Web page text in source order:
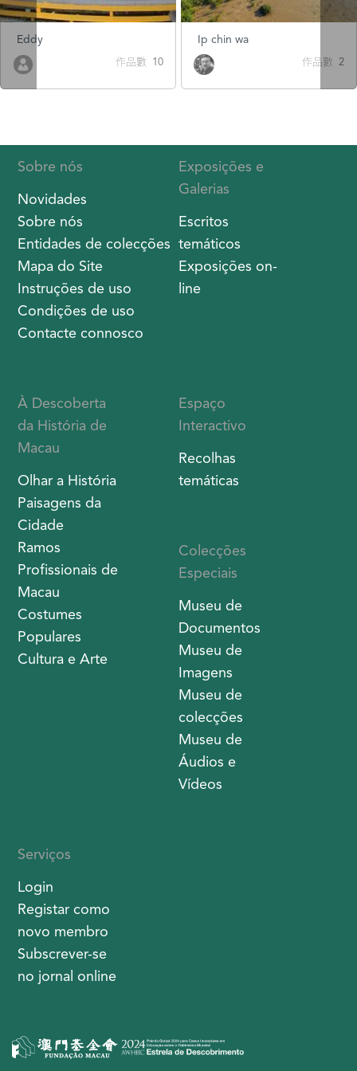
Eddy
作品數 10
Ip chin wa
作品數 2
Sobre nós
Novidades
Sobre nós
Entidades de colecções
Mapa do Site
Instruções de uso
Condições de uso
Contacte connosco
Exposições e
Galerias
Escritos
temáticos
Exposições on-
line
À Descoberta
da História de
Macau
Olhar a História
Paisagens da
Cidade
Ramos
Profissionais de
Macau
Costumes
Populares
Cultura e Arte
Espaço
Interactivo
Recolhas
temáticas
Colecções
Especiais
Museu de
Documentos
Museu de
Imagens
Museu de
colecções
Museu de
Áudios e
Vídeos
Serviços
Login
Registar como
novo membro
Subscrever-se
no jornal online